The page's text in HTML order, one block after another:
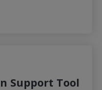
Support Tool